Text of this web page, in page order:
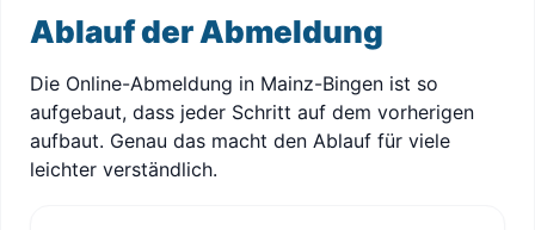
Ablauf der Abmeldung
Die Online-Abmeldung in Mainz-Bingen ist so
aufgebaut, dass jeder Schritt auf dem vorherigen
aufbaut. Genau das macht den Ablauf für viele
leichter verständlich.